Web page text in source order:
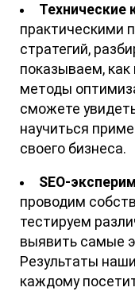
Технические
практическими
стратегий,
показываем,
методы
сможете
научиться
своего бизнеса.
SEO-
проводим
тестируем
выявить самые
Результаты
каждому